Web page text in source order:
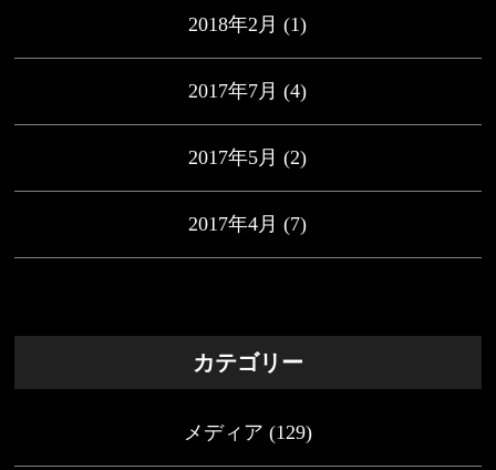
2018年2月 (1)
2017年7月 (4)
2017年5月 (2)
2017年4月 (7)
カテゴリー
メディア (129)